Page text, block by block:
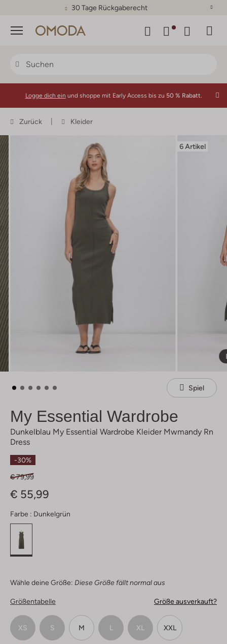
30 Tage Rückgaberecht
Menü
Logge dich ein und shoppe mit Early Access bis zu 50 % Rabatt.
Zurück Kleider
6 Artikel
Spiel
My Essential Wardrobe
Dunkelblau My Essential Wardrobe Kleider Mwmandy Rn
Dress
-30%
€ 79,99
€ 55,99
Farbe : Dunkelgrün
Wähle deine Größe: Diese Größe fällt normal aus
Größentabelle Größe ausverkauft?
XS S M L XL XXL